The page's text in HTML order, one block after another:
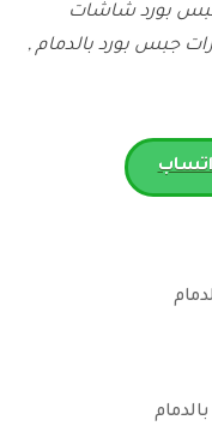
بورد شاشات
جبس بورد بالدمام ,